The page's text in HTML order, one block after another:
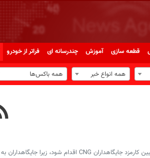
قطعه سازی آموزش چندرسانه ای فراتر از خودرو
همه انواع خبر همه باکس‌ها
رئیس هیئت مدیره انجمن صنفی سی ان جی (CNG) کشور گفت: باید سریعتر برای تعیین کارمزد جایگاهداران CNG اقدام شود، زیرا جایگاهداران به